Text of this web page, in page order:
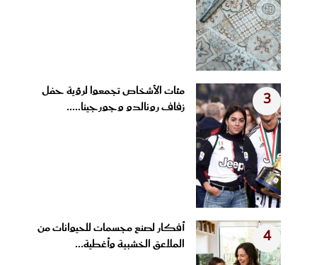
3
مئات الأشخاص تجمعوا لرؤية حفل
زفاف رونالدو وجورجينا.....
4
أفكار لصنع مجسمات للحيوانات من
الملاعق الخشبية وأغطية...